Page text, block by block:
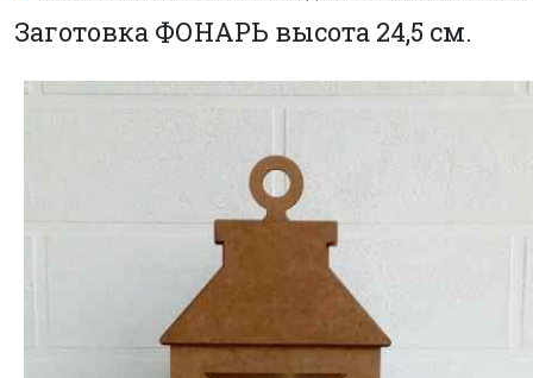
Заготовка ФОНАРЬ высота 24,5 см.